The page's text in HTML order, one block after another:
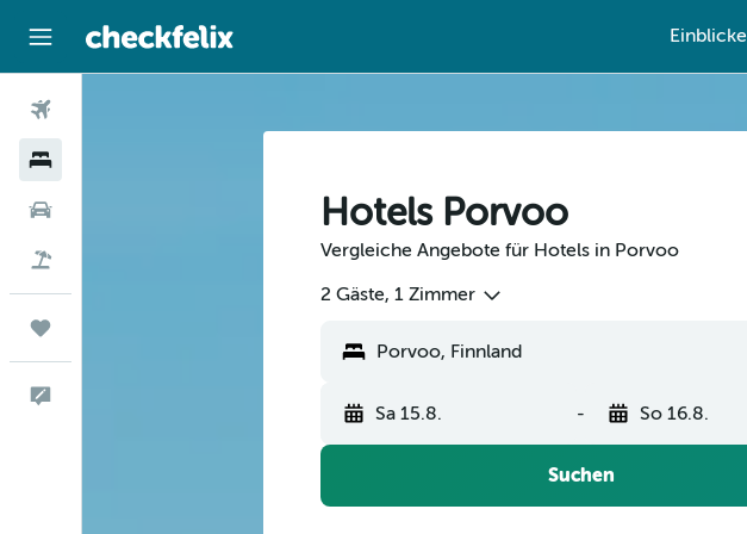
Einblicke
Hotels Porvoo
Vergleiche Angebote für Hotels in Porvoo
2 Gäste, 1 Zimmer
Porvoo, Finnland
Sa 15.8. - So 16.8.
Suchen